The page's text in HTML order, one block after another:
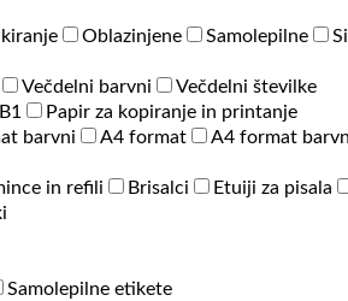
Oblazinjene Samolepilne
Večdelni barvni
Večdelni številke
Papir za kopiranje in printanje
barvni A4 format A4 format
in refili Brisalci Etuiji za pisala
Samolepilne etikete